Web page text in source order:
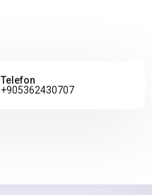
Telefon
+905362430707